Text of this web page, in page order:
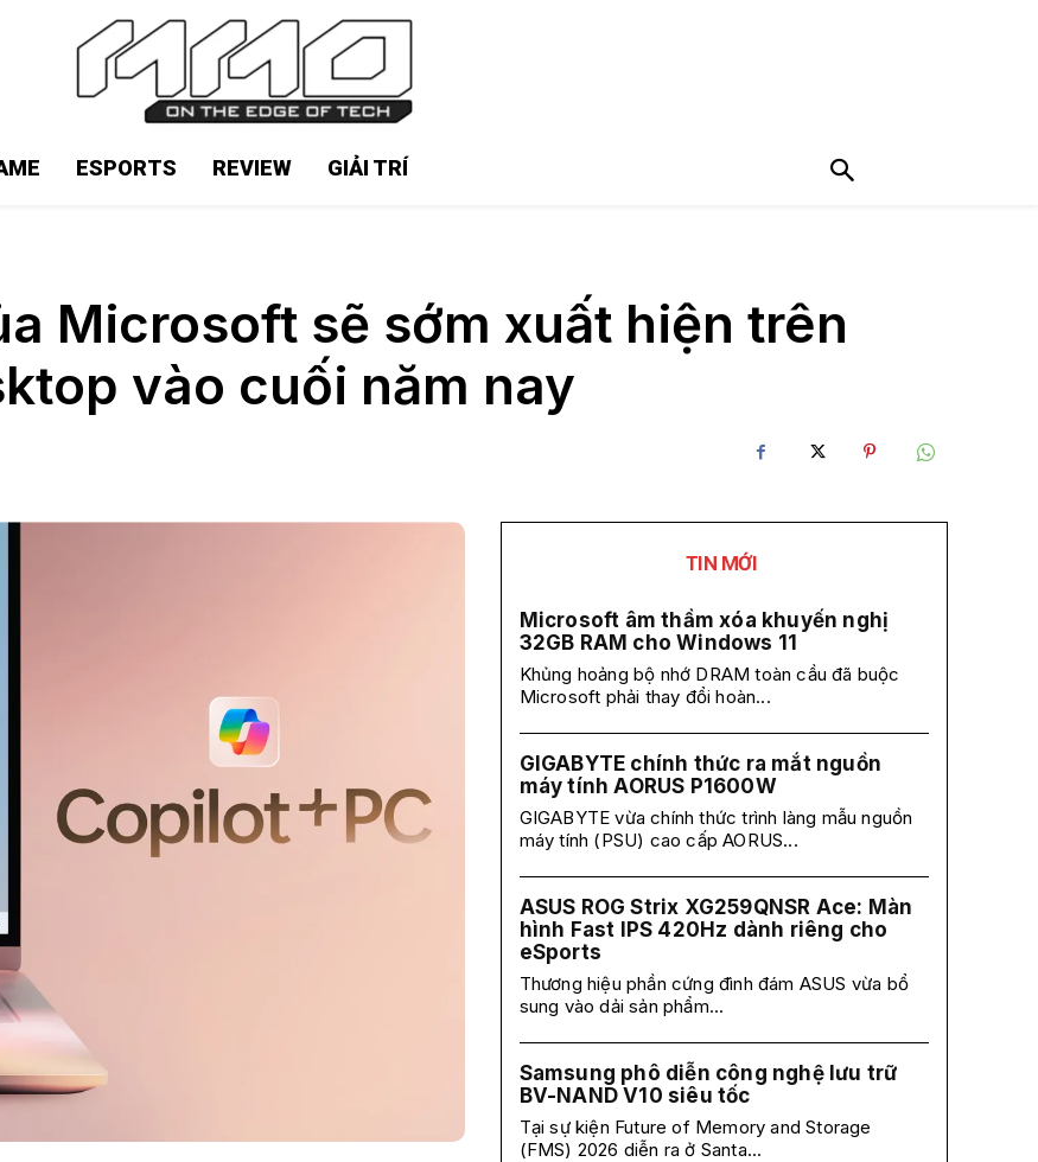
ESPORTS REVIEW GIẢI TRÍ
Microsoft sẽ sớm xuất hiện trên
vào cuối năm nay
TIN MỚI
Microsoft âm thầm xóa khuyến nghị
32GB RAM cho Windows 11
Khủng hoảng bộ nhớ DRAM toàn cầu đã buộc
Microsoft phải thay đổi hoàn...
GIGABYTE chính thức ra mắt nguồn
máy tính AORUS P1600W
GIGABYTE vừa chính thức trình làng mẫu nguồn
máy tính (PSU) cao cấp AORUS...
ASUS ROG Strix XG259QNSR Ace: Màn
hình Fast IPS 420Hz dành riêng cho
eSports
Thương hiệu phần cứng đình đám ASUS vừa bổ
sung vào dải sản phẩm...
Samsung phô diễn công nghệ lưu trữ
BV-NAND V10 siêu tốc
Tại sự kiện Future of Memory and Storage
(FMS) 2026 diễn ra ở Santa...